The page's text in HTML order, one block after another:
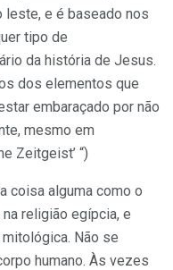
e é baseado nos
tipo de
da história de Jesus.
dos elementos que
embaraçado por não
mesmo em
Zeitgeist’ “)
coisa alguma como o
religião egípcia, e
Não se
humano. Às vezes